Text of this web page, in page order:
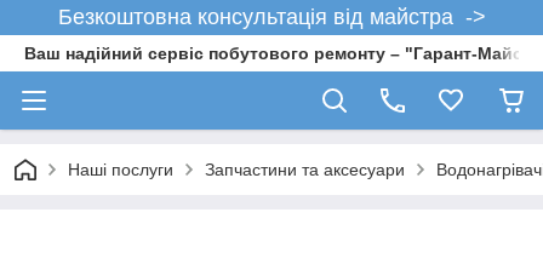
Безкоштовна консультація від майстра ->
Ваш надійний сервіс побутового ремонту – "Гарант-
Наші послуги Запчастини та аксесуари